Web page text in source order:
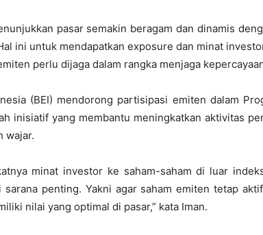
pasar semakin beragam dan dinamis
ini untuk mendapatkan exposure dan minat
perlu dijaga dalam rangka menjaga
(BEI) mendorong partisipasi emiten dalam
inisiatif yang membantu meningkatkan aktivitas
wajar.
minat investor ke saham-saham di luar
sarana penting. Yakni agar saham emiten tetap
nilai yang optimal di pasar,” kata Iman.